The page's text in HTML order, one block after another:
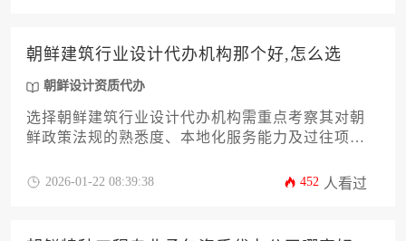
朝鲜建筑行业设计代办机构那个好,怎么选
朝鲜设计资质代办
选择朝鲜建筑行业设计代办机构需重点考察其对朝
鲜政策法规的熟悉度、本地化服务能力及过往项目
系统性评估方式锁定可靠合作伙伴。
2026-01-22 08:39:38 452 人看过